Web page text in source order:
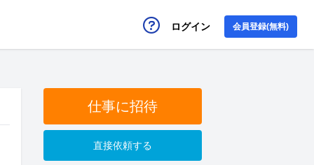
ログイン 会員登録(無料)
仕事に招待
直接依頼する